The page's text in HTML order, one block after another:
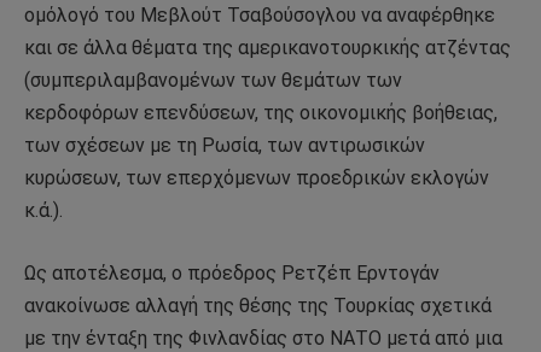
ομόλογό του Μεβλούτ Τσαβούσογλου να αναφέρθηκε
και σε άλλα θέματα της αμερικανοτουρκικής ατζέντας
(συμπεριλαμβανομένων των θεμάτων των
κερδοφόρων επενδύσεων, της οικονομικής βοήθειας,
των σχέσεων με τη Ρωσία, των αντιρωσικών
κυρώσεων, των επερχόμενων προεδρικών εκλογών
κ.ά.).
Ως αποτέλεσμα, ο πρόεδρος Ρετζέπ Ερντογάν
ανακοίνωσε αλλαγή της θέσης της Τουρκίας σχετικά
με την ένταξη της Φινλανδίας στο ΝΑΤΟ μετά από μια